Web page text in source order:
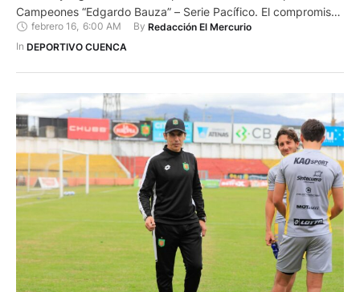
Campeones “Edgardo Bauza” – Serie Pacífico. El compromiso
fue muy dinámico y entretenido para los más de 5.000
aficionados que asistieron al estadio Alejandro Serrano
febrero 16, 6:00 AM By Redacción El Mercurio
In DEPORTIVO CUENCA